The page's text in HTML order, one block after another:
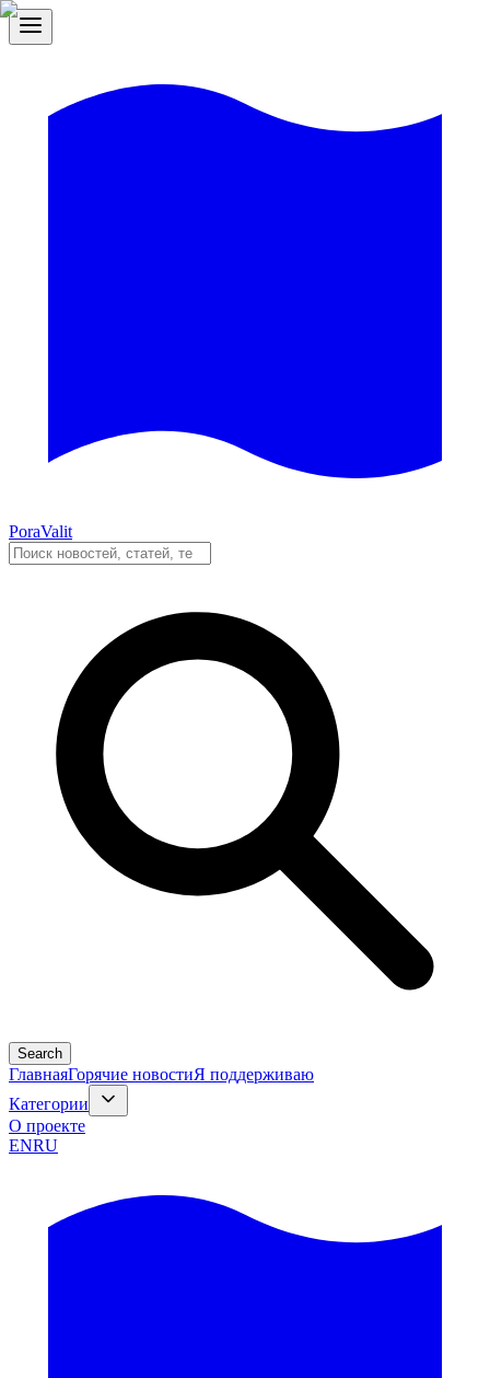
PoraValit
Search
ГлавнаяГорячие новостиЯ поддерживаю
Категории
О проекте
ENRU